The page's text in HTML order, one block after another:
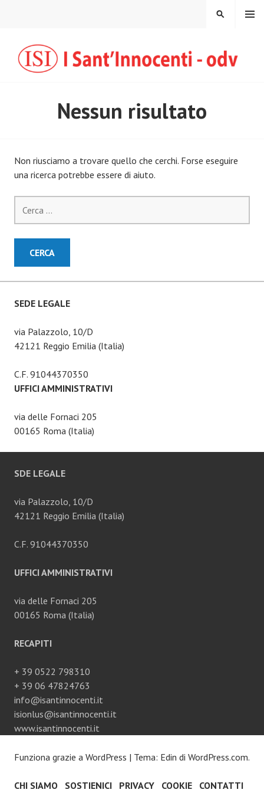
MENU
CERCA
Nessun risultato
Non riusciamo a trovare quello che cerchi. Forse eseguire
una ricerca potrebbe essere di aiuto.
per:
SEDE LEGALE
via Palazzolo, 10/D
42121 Reggio Emilia (Italia)
C.F. 91044370350
UFFICI AMMINISTRATIVI
via delle Fornaci 205
00165 Roma (Italia)
SDE LEGALE
via Palazzolo, 10/D
42121 Reggio Emilia (Italia)
C.F. 91044370350
UFFICI AMMINISTRATIVI
via delle Fornaci 205
00165 Roma (Italia)
RECAPITI
+ 39 0522 798310
+ 39 06 47824763
info@isantinnocenti.it
isionlus@isantinnocenti.it
www.isantinnocenti.it
Funziona grazie a WordPress | Tema: Edin di WordPress.com.
CHI SIAMO SOSTIENICI PRIVACY COOKIE CONTATTI